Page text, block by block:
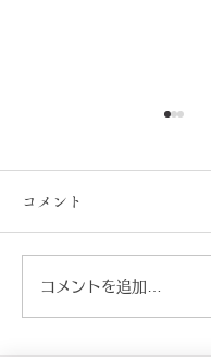
コメント
コメントを追加…